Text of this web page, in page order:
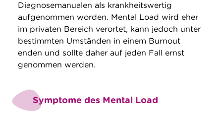
Diagnosemanualen als krankheitswertig
aufgenommen worden. Mental Load wird eher
im privaten Bereich verortet, kann jedoch unter
bestimmten Umständen in einem Burnout
enden und sollte daher auf jeden Fall ernst
genommen werden.
Symptome des Mental Load